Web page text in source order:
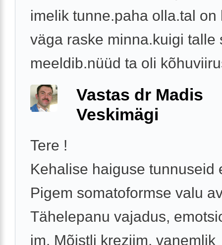
imelik tunne.paha olla.tal on
väga raske minna.kuigi talle
meeldib.nüüd ta oli
Vastas dr Madis
Veskimägi
Tere !
Kehalise haiguse tunnuseid
Pigem somatoformse valu
Tähelepanu vajadus,
jm. Mõistli kreziim, vanemlik